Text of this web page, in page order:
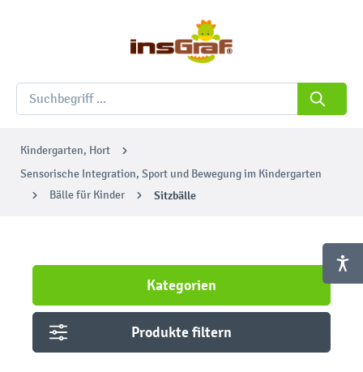
Kindergarten, Hort
Sensorische Integration, Sport und Bewegung im Kindergarten
Bälle für Kinder
Sitzbälle
Kategorien
Produkte filtern